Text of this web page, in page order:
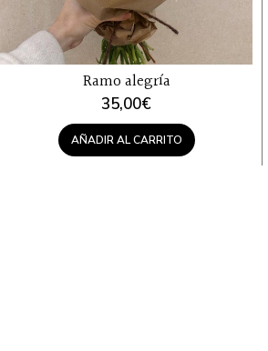
Ramo alegría
35,00€
AÑADIR AL CARRITO